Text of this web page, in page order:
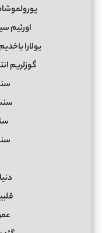
اورئیم
یولارا
گوزلریم